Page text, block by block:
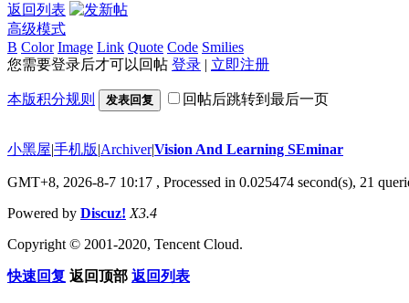
返回列表
高级模式
B Color Image Link Quote Code Smilies
您需要登录后才可以回帖 登录 | 立即注册
本版积分规则 发表回复 回帖后跳转到最后一页
小黑屋|手机版|Archiver|Vision And Learning SEminar
GMT+8, 2026-8-7 10:17 , Processed in 0.025474 second(s), 21
Powered by Discuz! X3.4
Copyright © 2001-2020, Tencent Cloud.
快速回复 返回顶部 返回列表